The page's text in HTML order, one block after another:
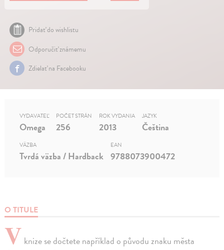
Pridať do wishlistu
Odporučiť známemu
Zdielať na Facebooku
O TITULE
V knize se dočtete například o původu znaku města
VYDAVATEĽ
Omega
POČET STRÁN
256
ROK VYDANIA
2013
JAZYK
Čeština
VÄZBA
Tvrdá väzba / Hardback
EAN
9788073900472